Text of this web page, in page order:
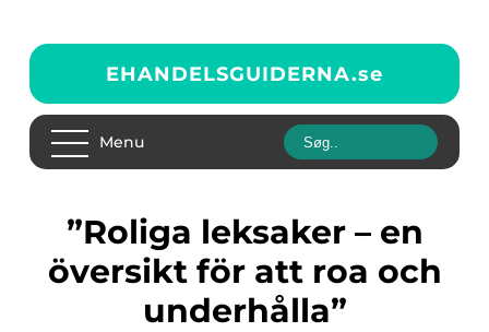
EHANDELSGUIDERNA.se
Menu
”Roliga leksaker – en
översikt för att roa och
underhålla”